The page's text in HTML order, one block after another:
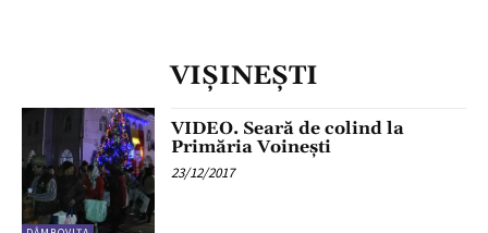
VIŞINEŞTI
VIDEO. Seară de colind la
Primăria Voinești
23/12/2017